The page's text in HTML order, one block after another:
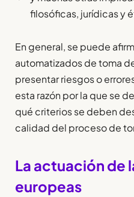
filosóficas, jurídicas y
En general, se puede
automatizados de toma
presentar riesgos o
esta razón por la que se
qué criterios se deben
calidad del proceso de
La actuación de
europeas